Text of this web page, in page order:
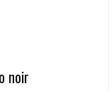
noir